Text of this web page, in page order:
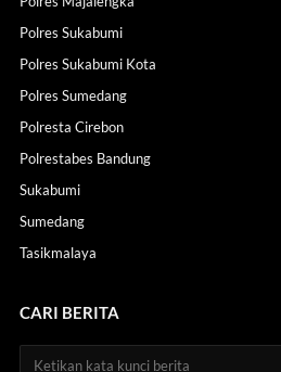
Polres Sukabumi
Polres Sukabumi Kota
Polres Sumedang
Polresta Cirebon
Polrestabes Bandung
Sukabumi
Sumedang
Tasikmalaya
CARI BERITA